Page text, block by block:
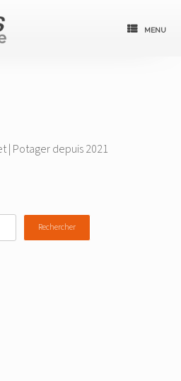
menu
| Potager depuis 2021
Rechercher